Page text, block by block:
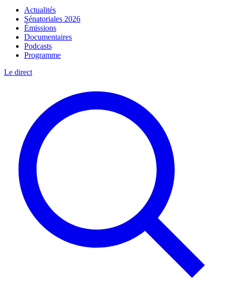
Actualités
Sénatoriales 2026
Émissions
Documentaires
Podcasts
Programme
Le direct